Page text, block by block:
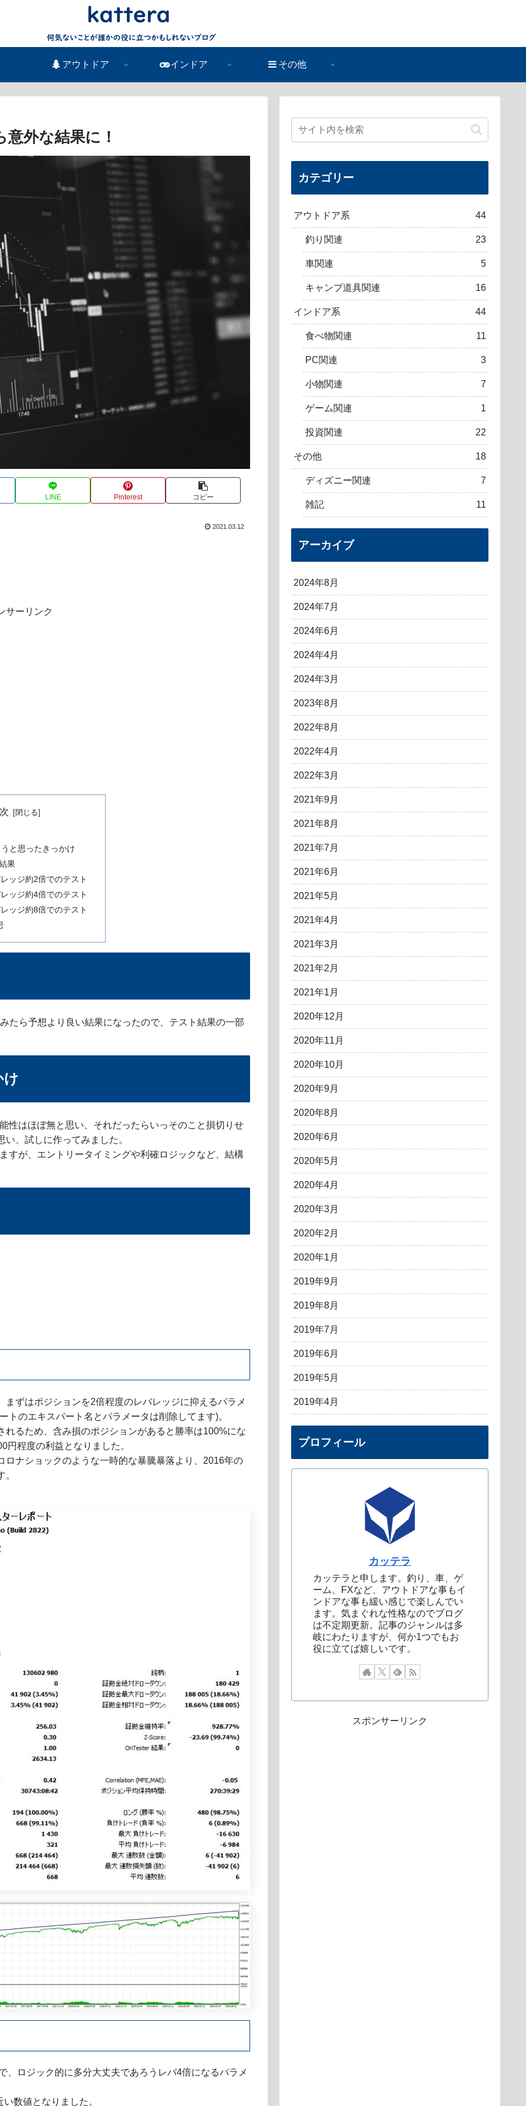
アウトドア インドア その他
外な結果に！
LINE Pinterest コピー
2021.03.12
サーリンク
と思ったきっかけ
果
ッジ約2倍でのテスト
ッジ約4倍でのテスト
ッジ約8倍でのテスト
たら予想より良い結果になったので、テスト結果の一部
け
性はほぼ無と思い、それだったらいっそのこと損切りせ
、試しに作ってみました。
すが、エントリータイミングや利確ロジックなど、結構
ずはポジションを2倍程度のレバレッジに抑えるパラメ
のエキスパート名とパラメータは削除してます)。
るため、含み損のポジションがあると勝率は100%にな
程度の利益となりました。
ナショックのような一時的な暴騰暴落より、2016年の
ロジック的に多分大丈夫であろうレバ4倍になるパラメ
数値となりました。
カテゴリー
アウトドア系 44
釣り関連 23
車関連 5
キャンプ道具関連 16
インドア系 44
食べ物関連 11
PC関連 3
小物関連 7
ゲーム関連 1
投資関連 22
その他 18
ディズニー関連 7
雑記 11
アーカイブ
2024年8月
2024年7月
2024年6月
2024年4月
2024年3月
2023年8月
2022年8月
2022年4月
2022年3月
2021年9月
2021年8月
2021年7月
2021年6月
2021年5月
2021年4月
2021年3月
2021年2月
2021年1月
2020年12月
2020年11月
2020年10月
2020年9月
2020年8月
2020年6月
2020年5月
2020年4月
2020年3月
2020年2月
2020年1月
2019年9月
2019年8月
2019年7月
2019年6月
2019年5月
2019年4月
プロフィール
カッテラ
カッテラと申します。釣り、車、ゲ
ーム、FXなど、アウトドアな事もイ
ンドアな事も緩い感じで楽しんでい
ます。気まぐれな性格なのでブログ
は不定期更新。記事のジャンルは多
岐にわたりますが、何か1つでもお
役に立てば嬉しいです。
スポンサーリンク